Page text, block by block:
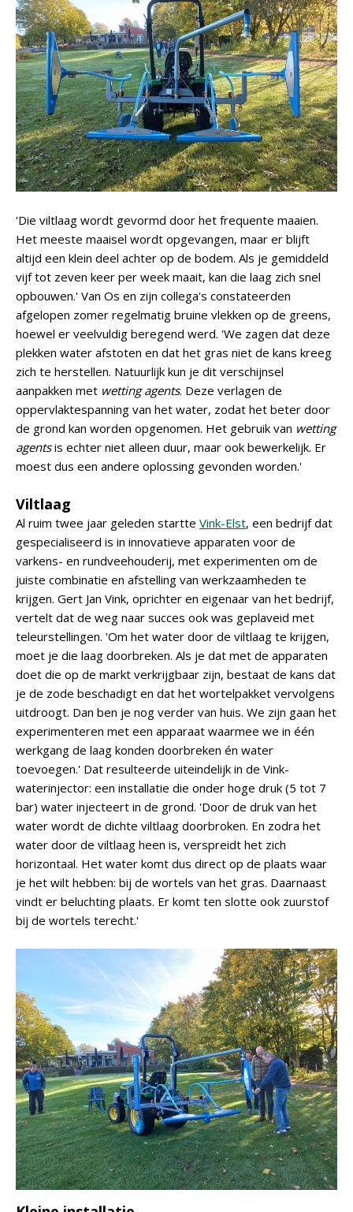
'Die viltlaag wordt gevormd door het frequente maaien.
Het meeste maaisel wordt opgevangen, maar er blijft
altijd een klein deel achter op de bodem. Als je gemiddeld
vijf tot zeven keer per week maait, kan die laag zich snel
opbouwen.' Van Os en zijn collega's constateerden
afgelopen zomer regelmatig bruine vlekken op de greens,
hoewel er veelvuldig beregend werd. 'We zagen dat deze
plekken water afstoten en dat het gras niet de kans kreeg
zich te herstellen. Natuurlijk kun je dit verschijnsel
aanpakken met wetting agents. Deze verlagen de
oppervlaktespanning van het water, zodat het beter door
de grond kan worden opgenomen. Het gebruik van wetting
agentsis echter niet alleen duur, maar ook bewerkelijk. Er
moest dus een andere oplossing gevonden worden.'
Viltlaag
Al ruim twee jaar geleden startte Vink-Elst, een bedrijf dat
gespecialiseerd is in innovatieve apparaten voor de
varkens- en rundveehouderij, met experimenten om de
juiste combinatie en afstelling van werkzaamheden te
krijgen. Gert Jan Vink, oprichter en eigenaar van het bedrijf,
vertelt dat de weg naar succes ook was geplaveid met
teleurstellingen. 'Om het water door de viltlaag te krijgen,
moet je die laag doorbreken. Als je dat met de apparaten
doet die op de markt verkrijgbaar zijn, bestaat de kans dat
je de zode beschadigt en dat het wortelpakket vervolgens
uitdroogt. Dan ben je nog verder van huis. We zijn gaan het
experimenteren met een apparaat waarmee we in één
werkgang de laag konden doorbreken én water
toevoegen.' Dat resulteerde uiteindelijk in de Vink-
waterinjector: een installatie die onder hoge druk (5 tot 7
bar) water injecteert in de grond. 'Door de druk van het
water wordt de dichte viltlaag doorbroken. En zodra het
water door de viltlaag heen is, verspreidt het zich
horizontaal. Het water komt dus direct op de plaats waar
je het wilt hebben: bij de wortels van het gras. Daarnaast
vindt er beluchting plaats. Er komt ten slotte ook zuurstof
bij de wortels terecht.'